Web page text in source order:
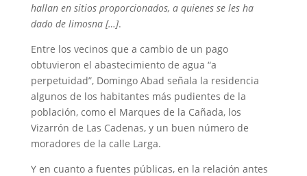
hallan en sitios proporcionados, a quienes se les ha
dado de limosna […].
Entre los vecinos que a cambio de un pago
obtuvieron el abastecimiento de agua “a
perpetuidad”, Domingo Abad señala la residencia
algunos de los habitantes más pudientes de la
población, como el Marques de la Cañada, los
Vizarrón de Las Cadenas, y un buen número de
moradores de la calle Larga.
Y en cuanto a fuentes públicas, en la relación antes